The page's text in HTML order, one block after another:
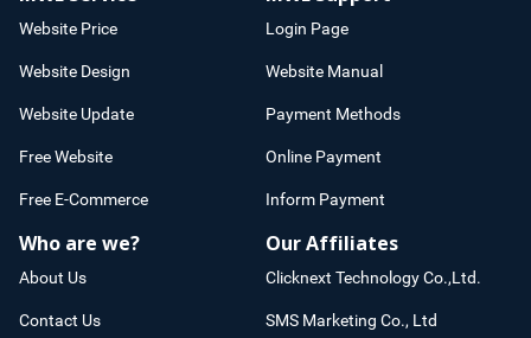
Website Price
Website Design
Website Update
Free Website
Free E-Commerce
Login Page
Website Manual
Payment Methods
Online Payment
Inform Payment
Who are we?
About Us
Contact Us
Our Affiliates
Clicknext Technology Co.,Ltd.
SMS Marketing Co., Ltd